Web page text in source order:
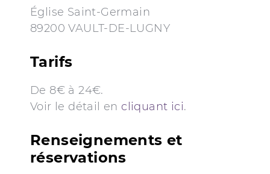
Église Saint-Germain
89200 VAULT-DE-LUGNY
Tarifs
De 8€ à 24€.
Voir le détail en cliquant ici.
Renseignements et
réservations